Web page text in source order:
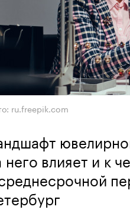
ru.freepik.com
него влияет и к